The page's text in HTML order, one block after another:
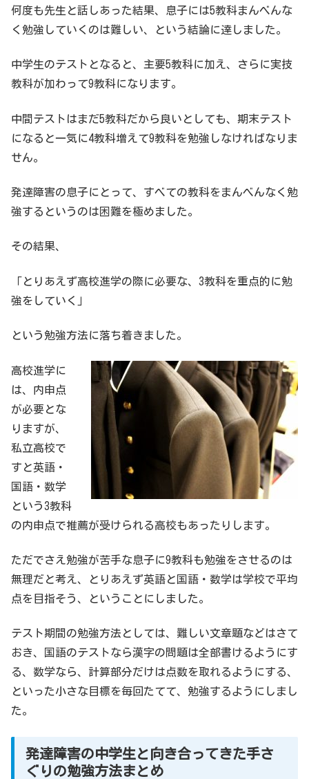
何度も先生と話しあった結果、息子には5教科まんべんな
く勉強していくのは難しい、という結論に達しました。
中学生のテストとなると、主要5教科に加え、さらに実技
教科が加わって9教科になります。
中間テストはまだ5教科だから良いとしても、期末テスト
になると一気に4教科増えて9教科を勉強しなければなりま
せん。
発達障害の息子にとって、すべての教科をまんべんなく勉
強するというのは困難を極めました。
その結果、
「とりあえず高校進学の際に必要な、3教科を重点的に勉
強をしていく」
という勉強方法に落ち着きました。
高校進学に
は、内申点
が必要とな
りますが、
私立高校で
すと英語・
国語・数学
という3教科
の内申点で推薦が受けられる高校もあったりします。
ただでさえ勉強が苦手な息子に9教科も勉強をさせるのは
無理だと考え、とりあえず英語と国語・数学は学校で平均
点を目指そう、ということにしました。
テスト期間の勉強方法としては、難しい文章題などはさて
おき、国語のテストなら漢字の問題は全部書けるようにす
る、数学なら、計算部分だけは点数を取れるようにする、
といった小さな目標を毎回たてて、勉強するようにしまし
た。
発達障害の中学生と向き合ってきた手さ
ぐりの勉強方法まとめ